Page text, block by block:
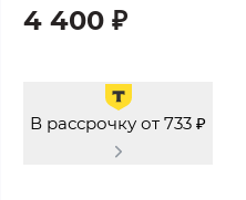
4 400 ₽
В рассрочку от 733 ₽